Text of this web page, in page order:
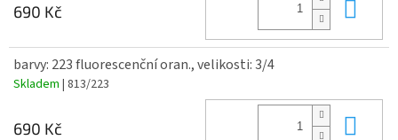
690 Kč
barvy: 223 fluorescenční oran., velikosti: 3/4
Skladem | 813/223
690 Kč